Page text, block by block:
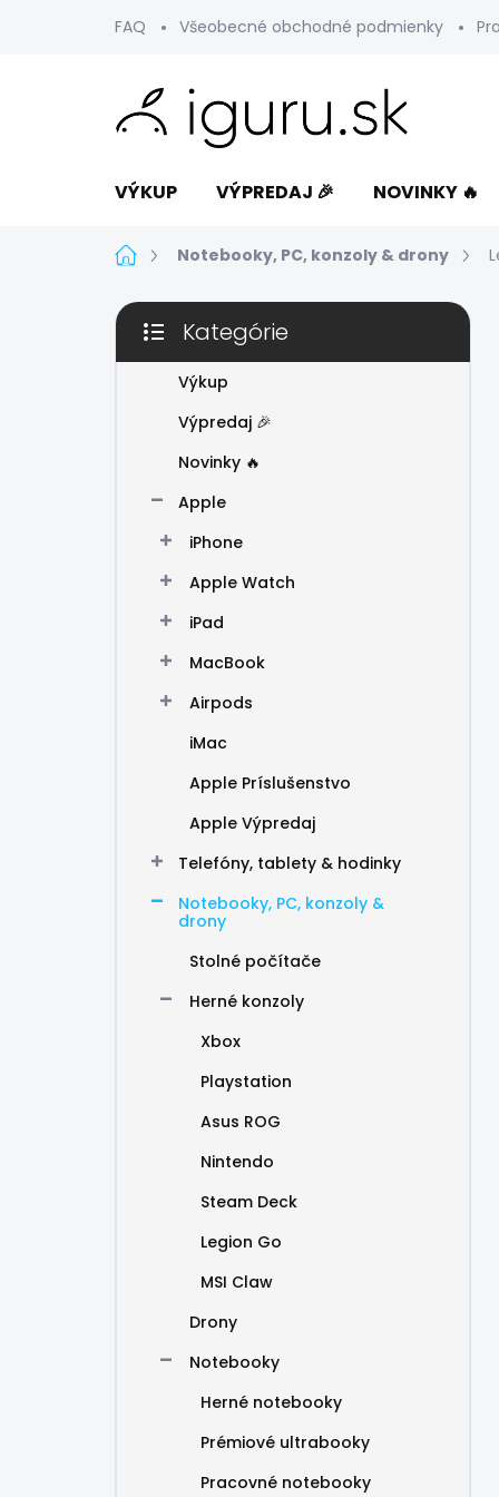
FAQ Všeobecné obchodné podmienky
VÝKUP VÝPREDAJ 🎉 NOVINKY 🔥
DomovNotebooky, PC, konzoly & drony
B
č
Preskočiť
kategórie
Kategórie
Výkup
Výpredaj 🎉
Novinky 🔥
Apple
iPhone
Apple Watch
iPad
MacBook
Airpods
iMac
Apple Príslušenstvo
Apple Výpredaj
Telefóny, tablety & hodinky
Notebooky, PC, konzoly &
drony
Stolné počítače
Herné konzoly
Xbox
Playstation
Asus ROG
Nintendo
Steam Deck
Legion Go
MSI Claw
Drony
Notebooky
Herné notebooky
Prémiové ultrabooky
Pracovné notebooky